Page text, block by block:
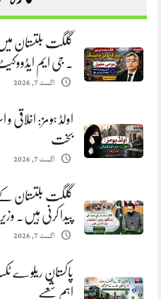
گلگت بلتستان
. جی ایم
اگست 7, 2026
اولڈ ہومز: اخلاقی
بخت
اگست 7, 2026
گلگت بلتستان
پیدا کرنی ہیں.
اگست 7, 2026
پاکستان ریلوے
اہم شعبے